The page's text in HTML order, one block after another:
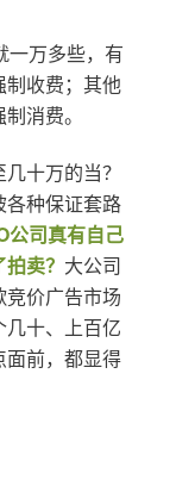
一万多些，有
收费；其他
消费。
十万的当？
种保证套路
公司真有自己
卖？ 大公司
价广告市场
十、上百亿
前，都显得